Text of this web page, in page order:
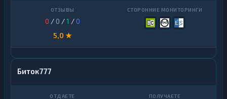
0 / 0 /1 /0
5,0 ★
Биток777